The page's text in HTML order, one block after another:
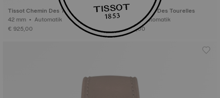
Tissot Chemin Des Tourelles
42 mm • Automatik
€ 925,00
Tissot Chemin Des Tourelles
39 mm • Automatik
€ 1.025,00